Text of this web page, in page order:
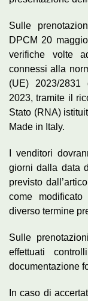
Sulle
DPCM 20
verifiche volte
connessi alla
(UE) 2023/
2023, tramite il
Stato (RNA)
Made in Italy.
I venditori
giorni dalla data
previsto
come
diverso termine
Sulle
effettuati
documentazione
In caso di